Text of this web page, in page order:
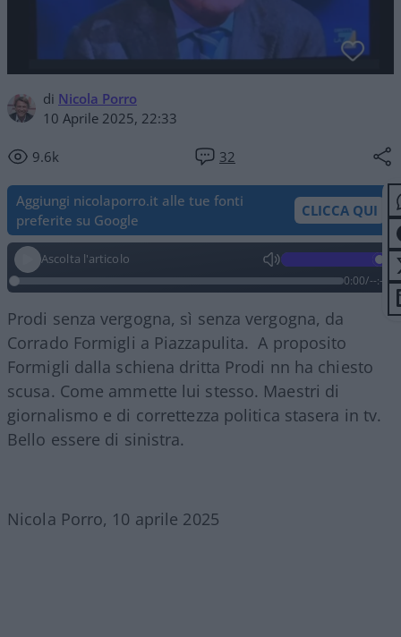
di Nicola Porro
10 Aprile 2025, 22:33
9.6k 32
Aggiungi nicolaporro.it alle tue fonti
preferite su Google
CLICCA QUI
Ascolta l'articolo
0:00/--:--
Prodi senza vergogna, sì senza vergogna, da
Corrado Formigli a Piazzapulita. A proposito
Formigli dalla schiena dritta Prodi nn ha chiesto
scusa. Come ammette lui stesso. Maestri di
giornalismo e di correttezza politica stasera in tv.
Bello essere di sinistra.
Nicola Porro, 10 aprile 2025